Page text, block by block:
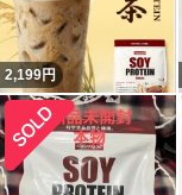
2,199円